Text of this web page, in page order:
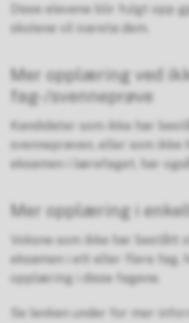
Disse elevene blir fulgt opp
skolene vil ivareta dem.
Mer opplæring ved
fag-/svenneprøve
Kandidater som ikke har
svenneprøven, eller som
eksamen i lærefaget, har
Mer opplæring i
Voksne som ikke har
eksamen i ett eller flere fag,
opplæring i disse fagene.
Se lenken under for mer